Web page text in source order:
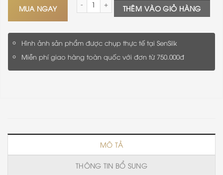
MUA NGAY THÊM VÀO GIỎ HÀNG
Hình ảnh sản phẩm được chụp thực tế tại SenSilk
Miễn phí giao hàng toàn quốc với đơn từ 750.000đ
MÔ TẢ
THÔNG TIN BỔ SUNG